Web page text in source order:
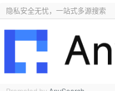
隐私安全无忧，一站式多源搜索